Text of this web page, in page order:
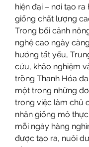
hiện đại – nơi tạo
giống chất lượng
Trong bối cảnh
nghệ cao ngày
hướng tất yếu,
cứu, khảo nghiệm
trồng Thanh Hóa
một trong những
trong việc làm chủ
nhân giống mô
mỗi ngày hàng
được tạo ra, nuôi